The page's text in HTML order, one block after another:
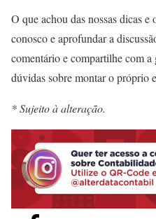
O que achou das nossas dicas
conosco e aprofundar a
comentário e compartilhe com a
dúvidas sobre montar o próprio
* Sujeito à alteração.